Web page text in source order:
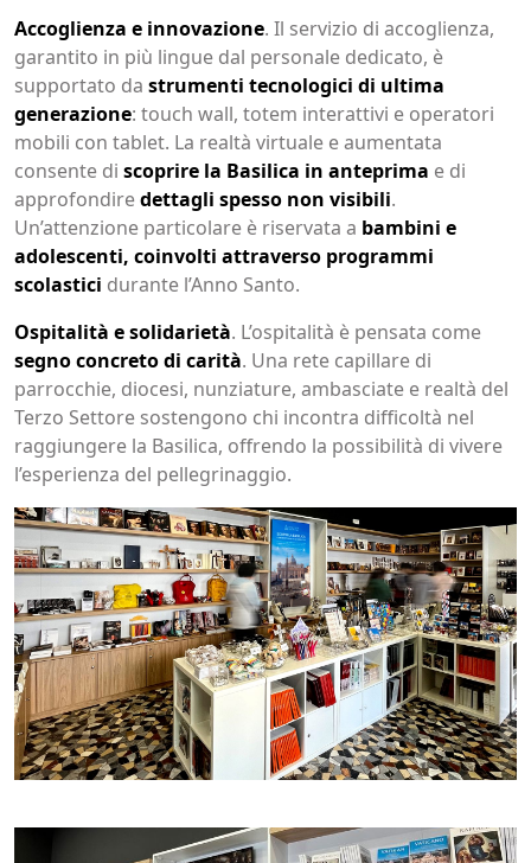
Accoglienza e innovazione. Il servizio di accoglienza,
garantito in più lingue dal personale dedicato, è
supportato da strumenti tecnologici di ultima
generazione: touch wall, totem interattivi e operatori
mobili con tablet. La realtà virtuale e aumentata
consente di scoprire la Basilica in anteprima e di
approfondiredettagli spesso non visibili.
Un’attenzione particolare è riservata a bambini e
adolescenti, coinvolti attraverso programmi
scolastici durante l’Anno Santo.
Ospitalità e solidarietà. L’ospitalità è pensata come
segno concreto di carità. Una rete capillare di
parrocchie, diocesi, nunziature, ambasciate e realtà del
Terzo Settore sostengono chi incontra difficoltà nel
raggiungere la Basilica, offrendo la possibilità di vivere
l’esperienza del pellegrinaggio.